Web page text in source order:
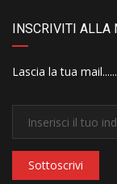
INSCRIVITI ALLA
Lascia la tua
Sottoscrivi